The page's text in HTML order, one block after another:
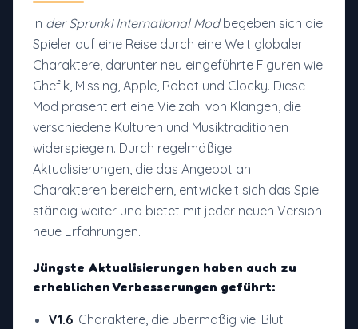
In der Sprunki International Modbegeben sich die
Spieler auf eine Reise durch eine Welt globaler
Charaktere, darunter neu eingeführte Figuren wie
Ghefik, Missing, Apple, Robot und Clocky. Diese
Mod präsentiert eine Vielzahl von Klängen, die
verschiedene Kulturen und Musiktraditionen
widerspiegeln. Durch regelmäßige
Aktualisierungen, die das Angebot an
Charakteren bereichern, entwickelt sich das Spiel
ständig weiter und bietet mit jeder neuen Version
neue Erfahrungen.
Jüngste Aktualisierungen haben auch zu
erheblichen Verbesserungen geführt:
V1.6: Charaktere, die übermäßig viel Blut